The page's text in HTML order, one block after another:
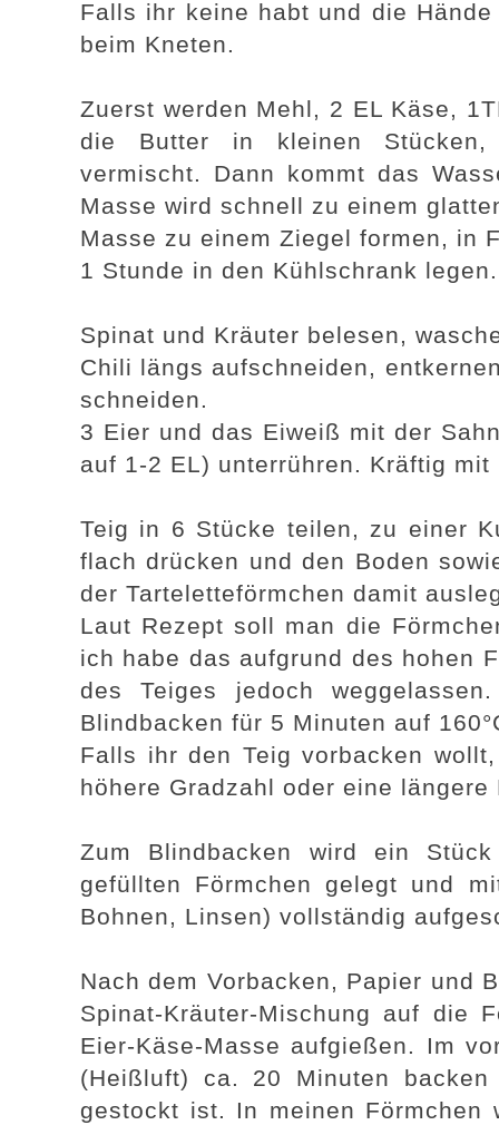
Falls ihr keine habt und die
beim Kneten.
Zuerst werden Mehl, 2 EL Käse,
die Butter in kleinen
vermischt. Dann kommt das
Masse wird schnell zu einem
Masse zu einem Ziegel formen, in
1 Stunde in den Kühlschrank legen.
Spinat und Kräuter belesen,
Chili längs aufschneiden,
schneiden.
3 Eier und das Eiweiß mit der
auf 1-2 EL) unterrühren. Kräftig
Teig in 6 Stücke teilen, zu einer
flach drücken und den Boden
der Tarteletteförmchen damit
Laut Rezept soll man die
ich habe das aufgrund des hohen
des Teiges jedoch
Blindbacken für 5 Minuten auf
Falls ihr den Teig vorbacken
höhere Gradzahl oder eine längere
Zum Blindbacken wird ein
gefüllten Förmchen gelegt und
Bohnen, Linsen) vollständig
Nach dem Vorbacken, Papier und
Spinat-Kräuter-Mischung auf die
Eier-Käse-Masse aufgießen. Im
(Heißluft) ca. 20 Minuten
gestockt ist. In meinen Förmchen